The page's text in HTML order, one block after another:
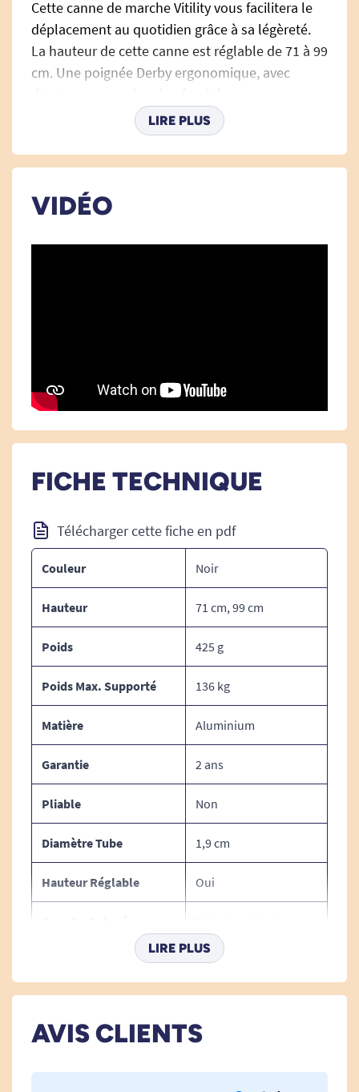
Cette canne de marche Vitility vous facilitera le
déplacement au quotidien grâce à sa légèreté.
La hauteur de cette canne est réglable de 71 à 99
cm. Une poignée Derby ergonomique, avec
Canne réglable en hauteur.
gris foncé.
Embout Flex Grip antidérapant amovible
Voir tous les produits pour m'aider à me déplacer.Voir tous les produits
pour m'aider à me déplacer.
LIRE PLUS
VIDÉO
FICHE TECHNIQUE
Télécharger cette fiche en pdf
Couleur Noir
Hauteur 71 cm, 99 cm
Poids 425 g
Poids Max. Supporté 136 kg
Matière Aluminium
Garantie 2 ans
Pliable Non
Diamètre Tube 1,9 cm
Hauteur Réglable Oui
Non
LIRE PLUS
AVIS CLIENTS